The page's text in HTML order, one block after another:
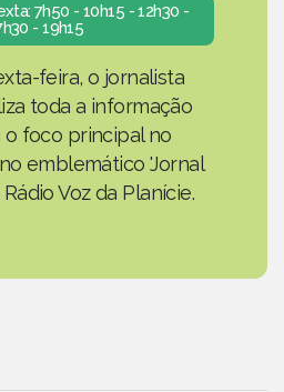
7h50 - 10h15 - 12h30 -
- 19h15
feira, o jornalista
toda a informação
foco principal no
emblemático 'Jornal
Voz da Planície.